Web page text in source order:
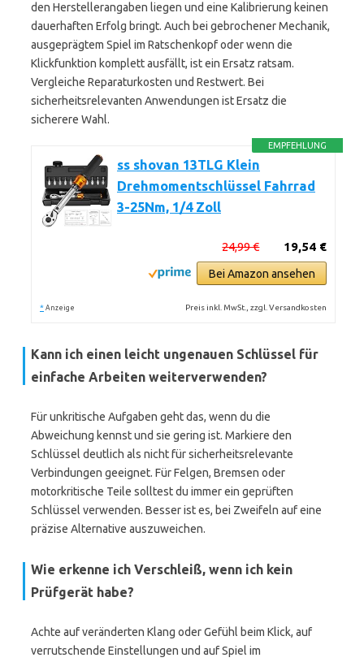
den Herstellerangaben liegen und eine Kalibrierung keinen
dauerhaften Erfolg bringt. Auch bei gebrochener Mechanik,
ausgeprägtem Spiel im Ratschenkopf oder wenn die
Klickfunktion komplett ausfällt, ist ein Ersatz ratsam.
Vergleiche Reparaturkosten und Restwert. Bei
sicherheitsrelevanten Anwendungen ist Ersatz die
sicherere Wahl.
EMPFEHLUNG
ss shovan 13TLG Klein
Drehmomentschlüssel Fahrrad
3-25Nm, 1/4 Zoll
19,54 €
24,99 €
Bei Amazon ansehen
* Anzeige Preis inkl. MwSt., zzgl. Versandkosten
Kann ich einen leicht ungenauen Schlüssel für
einfache Arbeiten weiterverwenden?
Für unkritische Aufgaben geht das, wenn du die
Abweichung kennst und sie gering ist. Markiere den
Schlüssel deutlich als nicht für sicherheitsrelevante
Verbindungen geeignet. Für Felgen, Bremsen oder
motorkritische Teile solltest du immer ein geprüften
Schlüssel verwenden. Besser ist es, bei Zweifeln auf eine
präzise Alternative auszuweichen.
Wie erkenne ich Verschleiß, wenn ich kein
Prüfgerät habe?
Achte auf veränderten Klang oder Gefühl beim Klick, auf
verrutschende Einstellungen und auf Spiel im